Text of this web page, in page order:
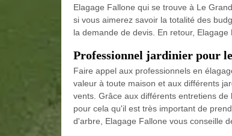
Elagage Fallone qui se trouve à Le
si vous aimerez savoir la totalité des
la demande de devis. En retour,
Professionnel jardinier pour
Faire appel aux professionnels en
valeur à toute maison et aux différents
vents. Grâce aux différents entretiens
pour cela qu'il est très important de
d'arbre, Elagage Fallone vous conseille